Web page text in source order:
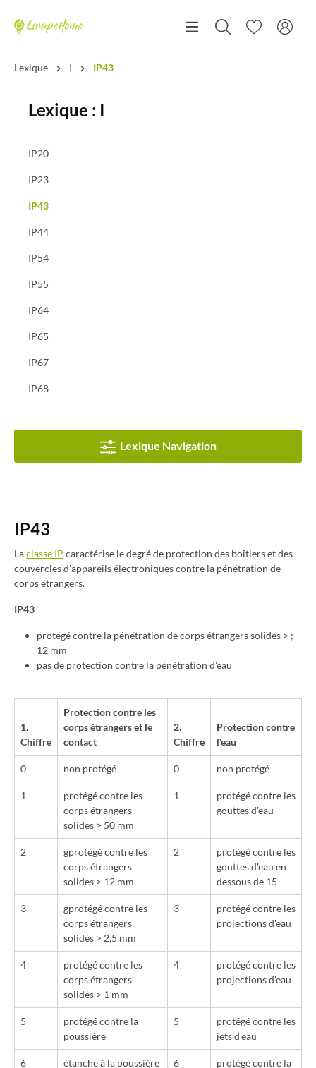
Lexique I IP43
Lexique : I
IP20
IP23
IP43
IP44
IP54
IP55
IP64
IP65
IP67
IP68
Lexique Navigation
IP43
Laclasse IP caractérise le degré de protection des boîtiers et des
couvercles d'appareils électroniques contre la pénétration de
corps étrangers.
IP43
protégé contre la pénétration de corps étrangers solides > ;
12 mm
pas de protection contre la pénétration d'eau
1.
Chiffre
Protection contre les
corps étrangers et le
contact
2.
Chiffre
Protection contre
l'eau
0 non protégé 0 non protégé
1
protégé contre les
corps étrangers
solides > 50 mm
1
protégé contre les
gouttes d'eau
2
gprotégé contre les
corps étrangers
solides > 12 mm
2
protégé contre les
gouttes d'eau en
dessous de 15
3
gprotégé contre les
corps étrangers
solides > 2,5 mm
3
protégé contre les
projections d'eau
4
protégé contre les
corps étrangers
solides > 1 mm
4
protégé contre les
projections d'eau
5
protégé contre la
poussière
5
protégé contre les
jets d'eau
6 étanche à la poussière 6
protégé contre la